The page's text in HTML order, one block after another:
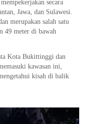
secara
Jawa, dan Sulawesi.
merupakan salah satu
49 meter di bawah
Kota Bukittinggi dan
kawasan ini,
kisah di balik